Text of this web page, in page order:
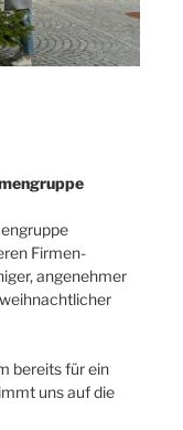
Firmen-
angenehmer
bereits für ein
uns auf die